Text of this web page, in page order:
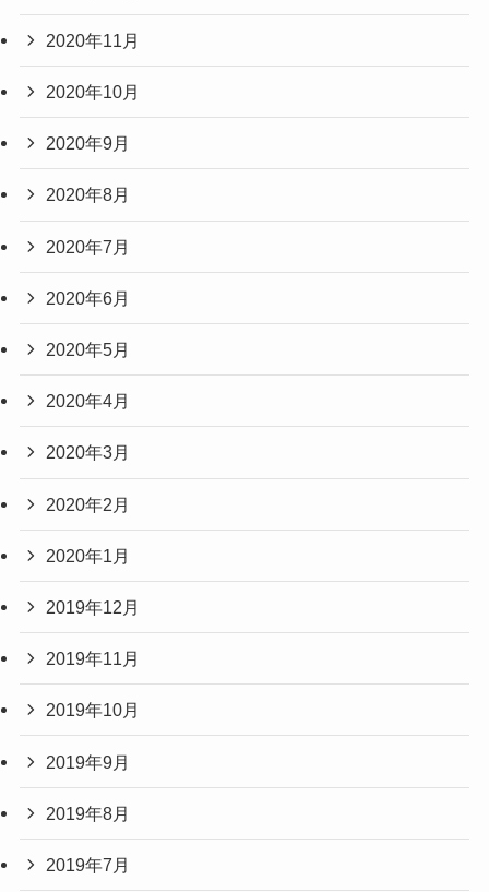
2020年11月
2020年10月
2020年9月
2020年8月
2020年7月
2020年6月
2020年5月
2020年4月
2020年3月
2020年2月
2020年1月
2019年12月
2019年11月
2019年10月
2019年9月
2019年8月
2019年7月